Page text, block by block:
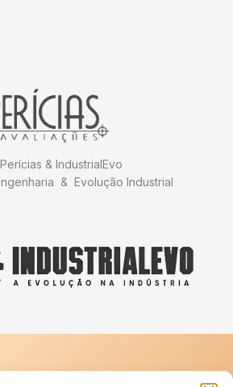
& IndustrialEvo
& Evolução Industrial